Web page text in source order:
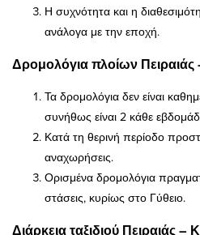
Η συχνότητα και η
ανάλογα με την εποχή.
Δρομολόγια πλοίων
Τα δρομολόγια δεν είναι
συνήθως είναι 2 κάθε
Κατά τη θερινή περίοδο
αναχωρήσεις.
Ορισμένα δρομολόγια
στάσεις, κυρίως στο Γύθειο.
Διάρκεια ταξιδιού Πειραιάς –